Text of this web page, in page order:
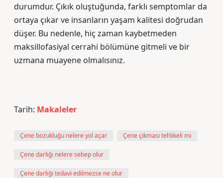
durumdur. Çıkık oluştuğunda, farklı semptomlar da
ortaya çıkar ve insanların yaşam kalitesi doğrudan
düşer. Bu nedenle, hiç zaman kaybetmeden
maksillofasiyal cerrahi bölümüne gitmeli ve bir
uzmana muayene olmalısınız.
Tarih: Makaleler
Çene bozukluğu nelere yol açar Çene çıkması tehlikeli mi
Çene darlığı nelere sebep olur
Çene darlığı tedavi edilmezse ne olur